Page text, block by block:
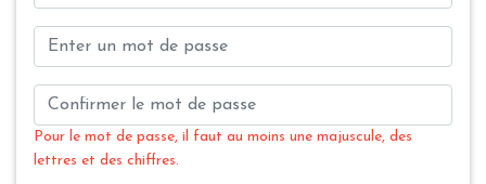
Pour le mot de passe, il faut au moins une majuscule, des
lettres et des chiffres.